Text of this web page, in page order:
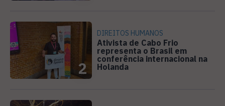
2
DIREITOS HUMANOS
Ativista de Cabo Frio
representa o Brasil em
conferência internacional na
Holanda